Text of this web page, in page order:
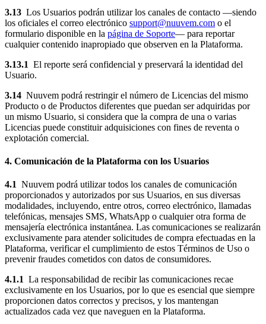
3.13 Los Usuarios podrán utilizar los canales de contacto —siendo
los oficiales el correo electrónico support@nuuvem.com o el
formulario disponible en la página de Soporte— para reportar
cualquier contenido inapropiado que observen en la Plataforma.
3.13.1 El reporte será confidencial y preservará la identidad del
Usuario.
3.14 Nuuvem podrá restringir el número de Licencias del mismo
Producto o de Productos diferentes que puedan ser adquiridas por
un mismo Usuario, si considera que la compra de una o varias
Licencias puede constituir adquisiciones con fines de reventa o
explotación comercial.
4. Comunicación de la Plataforma con los Usuarios
4.1 Nuuvem podrá utilizar todos los canales de comunicación
proporcionados y autorizados por sus Usuarios, en sus diversas
modalidades, incluyendo, entre otros, correo electrónico, llamadas
telefónicas, mensajes SMS, WhatsApp o cualquier otra forma de
mensajería electrónica instantánea. Las comunicaciones se realizarán
exclusivamente para atender solicitudes de compra efectuadas en la
Plataforma, verificar el cumplimiento de estos Términos de Uso o
prevenir fraudes cometidos con datos de consumidores.
4.1.1 La responsabilidad de recibir las comunicaciones recae
exclusivamente en los Usuarios, por lo que es esencial que siempre
proporcionen datos correctos y precisos, y los mantengan
actualizados cada vez que naveguen en la Plataforma.